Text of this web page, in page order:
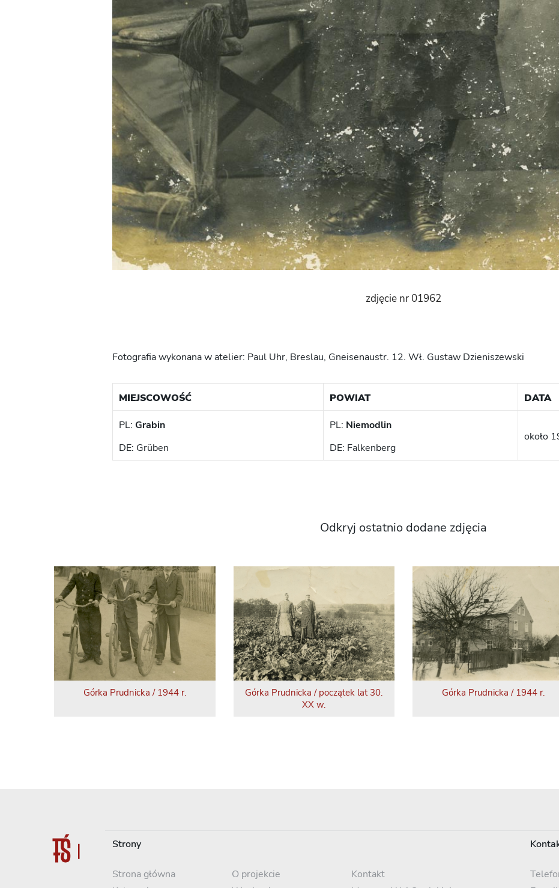
zdjęcie nr 01962
Fotografia wykonana w atelier: Paul Uhr, Breslau, Gneisenaustr. 12. Wł. Gustaw Dzieniszewski
MIEJSCOWOŚĆ POWIAT DATA
PL: Grabin
DE: Grüben
PL: Niemodlin
DE: Falkenberg
około
Odkryj ostatnio dodane zdjęcia
Górka Prudnicka / 1944 r.
Górka Prudnicka / początek lat 30.
XX w.
Górka Prudnicka / 1944 r.
Strony
Strona główna
O projekcie
Kontakt